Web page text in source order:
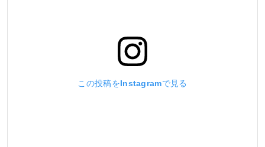
この投稿をInstagramで見る